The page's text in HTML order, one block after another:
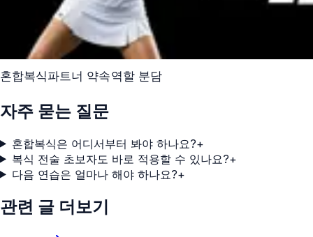
혼합복식파트너 약속역할 분담
자주 묻는 질문
혼합복식은 어디서부터 봐야 하나요?+
복식 전술 초보자도 바로 적용할 수 있나요?+
다음 연습은 얼마나 해야 하나요?+
관련 글 더보기